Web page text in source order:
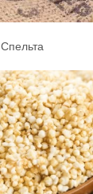
Спельта